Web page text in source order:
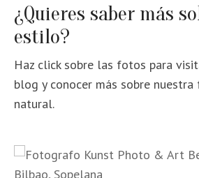
¿Quieres saber más
estilo?
Haz click sobre las fotos para
blog y conocer más sobre
natural.